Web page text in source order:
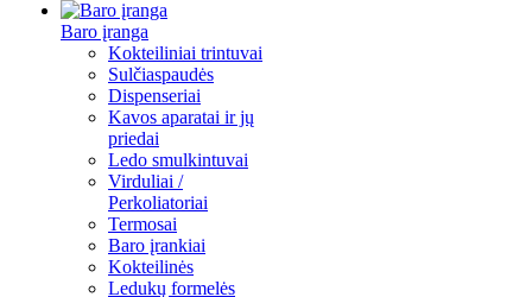
Baro įranga
Kokteiliniai trintuvai
Sulčiaspaudės
Dispenseriai
Kavos aparatai ir jų
priedai
Ledo smulkintuvai
Virduliai /
Perkoliatoriai
Termosai
Baro įrankiai
Kokteilinės
Ledukų formelės